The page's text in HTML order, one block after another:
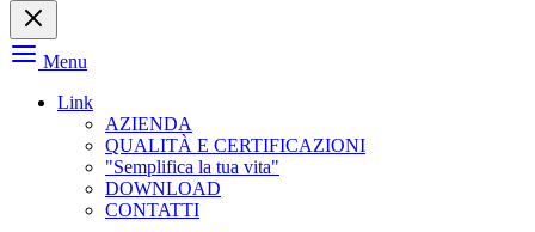
Menu
Link
AZIENDA
QUALITÀ E CERTIFICAZIONI
"Semplifica la tua vita"
DOWNLOAD
CONTATTI